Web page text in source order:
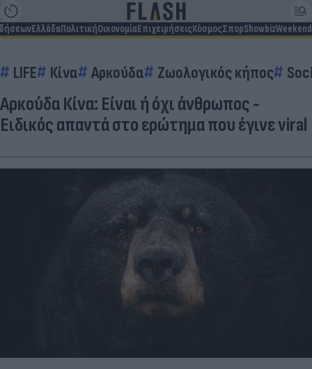
ΕλλάδαΠολιτικήΟικονομίαΕπιχειρήσειςΚόσμοςΣπορShowbizWeekend
LIFE Κίνα Αρκούδα Ζωολογικός κήπος
Αρκούδα Κίνα: Είναι ή όχι άνθρωπος -
Ειδικός απαντά στο ερώτημα που έγινε viral